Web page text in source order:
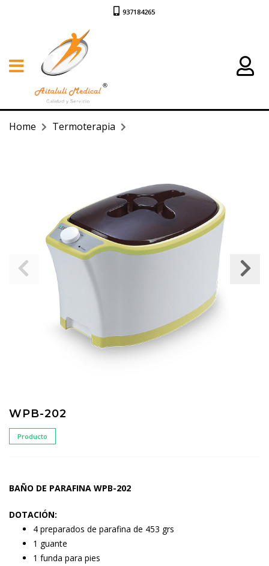
937184265
Home Termoterapia
WPB-202
Producto
BAÑO DE PARAFINA WPB-202
DOTACIÓN:
4 preparados de parafina de 453 grs
1 guante
1 funda para pies